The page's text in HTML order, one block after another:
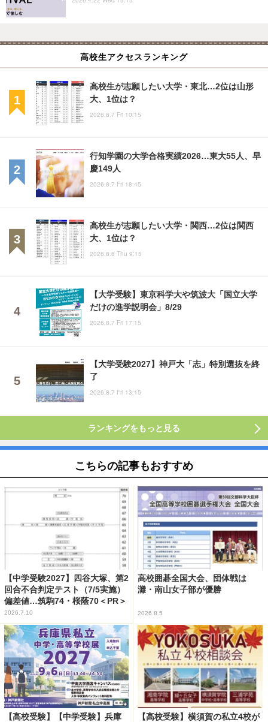
高校生アクセスランキング
高校生が志願したい大学・東北…2位は山形
大、1位は？
2026.8.7 Fri 10:15
行知学園の大学合格実績2026…東大55人、早
慶149人
2026.8.7 Fri 18:45
高校生が志願したい大学・関西…2位は関西
大、1位は？
2026.8.6 Thu 9:15
【大学受験】東京科学大や筑波大「国立大学
だけの進学説明会」8/29
2026.8.7 Fri 17:15
【大学受験2027】神戸大「志」特別選抜を終
了
2026.8.7 Fri 13:15
ランキングをもっと見る
こちらの記事もおすすめ
【中学受験2027】四谷大塚、第2
回合不合判定テスト（7/5実施）
偏差値…筑駒74・桜蔭70＜PR＞
2026.7.10
高校囲碁全国大会、団体戦は
灘・南山女子部が優勝
2026.8.5
【高校受験】【中学受験】兵庫
【高校受験】横須賀の私立4校が